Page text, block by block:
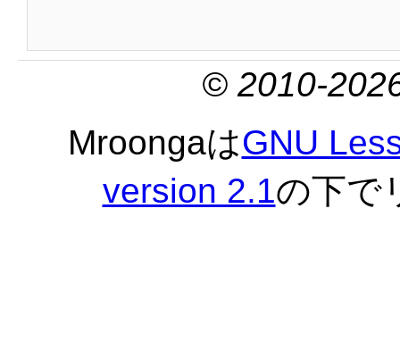
© 2010-
MroongaはGNU
version 2.1の下で